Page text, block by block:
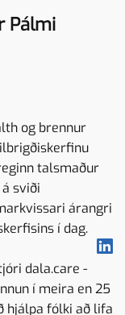
Pálmi
og brennur
talsmaður
sviði
árangri
í dag.
dala.care -
í meira en 25
hjálpa fólki að lifa